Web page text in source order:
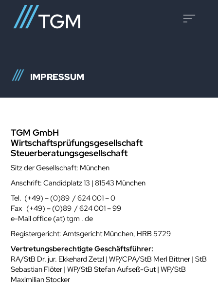
IMPRESSUM
TGM GmbH
Wirtschaftsprüfungsgesellschaft
Steuerberatungsgesellschaft
Sitz der Gesellschaft: München
Anschrift: Candidplatz 13 | 81543 München
Tel. (+49) – (0)89 / 624 001 – 0
Fax (+49) – (0)89 / 624 001 – 99
e-Mail office (at) tgm . de
Registergericht: Amtsgericht München, HRB 5729
Vertretungsberechtigte Geschäftsführer:
RA/StB Dr. jur. Ekkehard Zetzl | WP/CPA/StB Merl Bittner | StB
Sebastian Flöter | WP/StB Stefan Aufseß-Gut | WP/StB
Maximilian Stocker